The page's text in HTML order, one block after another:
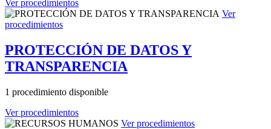
Ver procedimientos
Ver
procedimientos
PROTECCIÓN DE DATOS Y
TRANSPARENCIA
1 procedimiento disponible
Ver procedimientos
Ver procedimientos